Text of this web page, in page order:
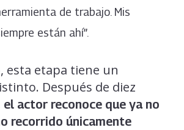
de trabajo. Mis
están ahí”.
esta etapa tiene un
Después de diez
el actor reconoce que ya no
recorrido únicamente